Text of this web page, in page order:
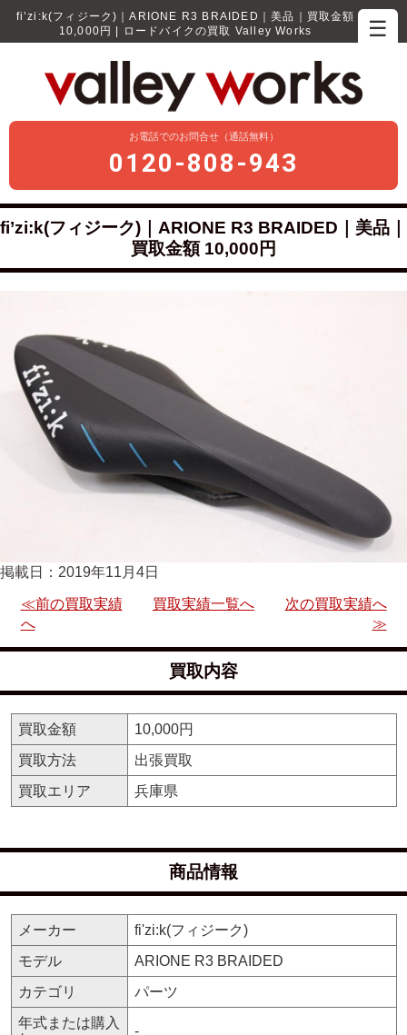
☰
fi’zi:k(フィジーク)｜ARIONE R3 BRAIDED｜美品｜買取金額
10,000円 | ロードバイクの買取 Valley Works
お電話でのお問合せ（通話無料）
0120-808-943
fi’zi:k(フィジーク)｜ARIONE R3 BRAIDED｜美品｜
買取金額 10,000円
掲載日：2019年11月4日
≪前の買取実績
へ
買取実績一覧へ
次の買取実績へ
≫
買取内容
買取金額
10,000円
買取方法
出張買取
買取エリア
兵庫県
商品情報
メーカー
fi'zi:k(フィジーク)
モデル
ARIONE R3 BRAIDED
カテゴリ
パーツ
年式または購入
-